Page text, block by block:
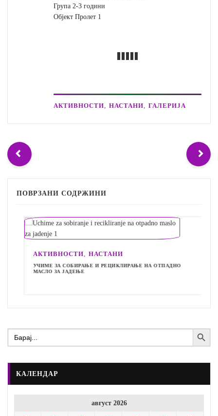
Група 2-3 години
Објект Пролет 1
АКТИВНОСТИ ,НАСТАНИ ,ГАЛЕРИЈА
ПОВРЗАНИ СОДРЖИНИ
АКТИВНОСТИ,НАСТАНИ
УЧИМЕ ЗА СОБИРАЊЕ И РЕЦИКЛИРАЊЕ НА ОТПАДНО
МАСЛО ЗА ЈАДЕЊЕ
Search
for:
Search Button
КАЛЕНДАР
август 2026